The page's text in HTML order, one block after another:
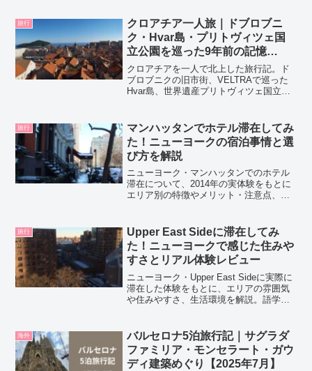
旅行
クロアチア一人旅｜ドブロブニ
ク・Hvar島・プリトヴィツェ国
立公園を巡った9年前の記憶
【2016年】
クロアチアを一人で北上した旅行記。ド
ブロブニクの旧市街、VELTRAで巡った
Hvar島、世界遺産プリトヴィツェ国立公
旅行
マンハッタンでホテル滞在してみ
た！ニューヨークの宿泊事情と選
び方を解説
ニューヨーク・マンハッタンでのホテル
滞在について、2014年の実体験をもとに
エリア別の特徴やメリット・注意点、ホ
る内容です。
旅行
Upper East Sideに滞在してみ
た！ニューヨークで感じた住みや
すさとリアル体験レビュー
ニューヨーク・Upper East Sideに実際に
滞在した体験をもとに、エリアの雰囲気
や住みやすさ、生活環境を解説。語学留
まとめています。
海外
バルセロナ5泊旅行記｜サグラダ
ファミリア・モンセラート・ガウ
ディ建築めぐり【2025年7月】